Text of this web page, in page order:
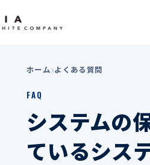
ホーム よくある質問
FAQ
システムの
ているシス